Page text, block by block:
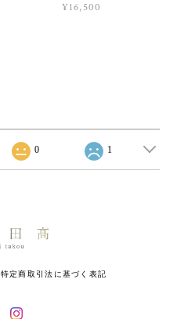
¥16,500
0 1
特定商取引法に基づく表記